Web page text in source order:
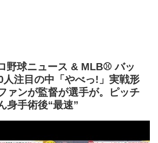
野球ニュース & MLB⚾️ バッ
人注目の中「やべっ!」実戦形
ァンが監督が選手が。ピッチ
身手術後“最速”